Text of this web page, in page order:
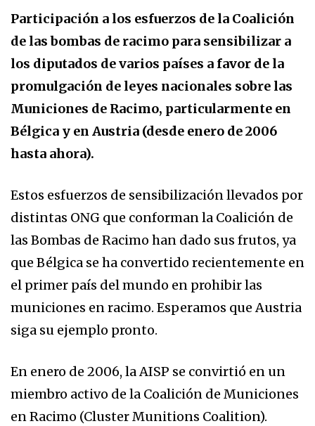
Participación a los esfuerzos de la Coalición
de las bombas de racimo para sensibilizar a
los diputados de varios países a favor de la
promulgación de leyes nacionales sobre las
Municiones de Racimo, particularmente en
Bélgica y en Austria (desde enero de 2006
hasta ahora).
Estos esfuerzos de sensibilización llevados por
distintas ONG que conforman la Coalición de
las Bombas de Racimo han dado sus frutos, ya
que Bélgica se ha convertido recientemente en
el primer país del mundo en prohibir las
municiones en racimo. Esperamos que Austria
siga su ejemplo pronto.
En enero de 2006, la AISP se convirtió en un
miembro activo de la Coalición de Municiones
en Racimo (Cluster Munitions Coalition).